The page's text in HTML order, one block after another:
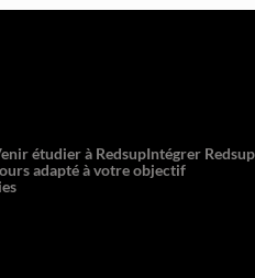
étudier à RedsupIntégrer Redsup
adapté à votre objectif